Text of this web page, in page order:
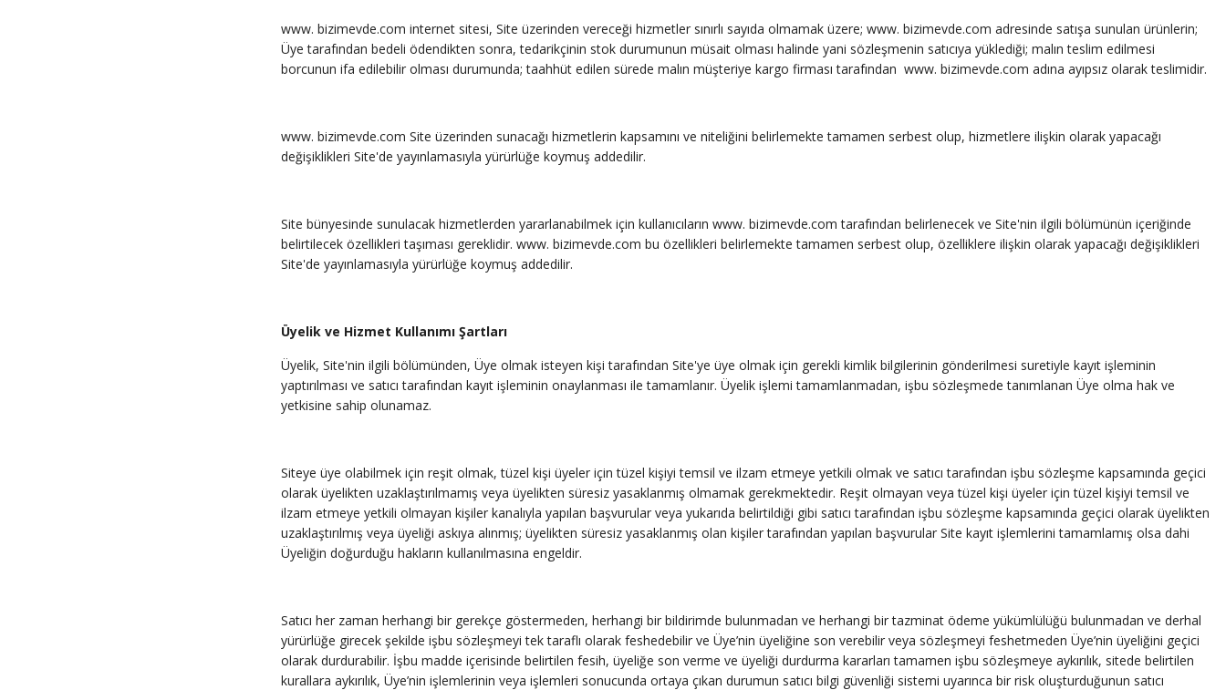
www. bizimevde.com internet sitesi, Site üzerinden vereceği hizmetler sınırlı sayıda olmamak üzere; www. bizimevde.com adresinde satışa sunulan ürünlerin;
Üye tarafından bedeli ödendikten sonra, tedarikçinin stok durumunun müsait olması halinde yani sözleşmenin satıcıya yüklediği; malın teslim edilmesi
borcunun ifa edilebilir olması durumunda; taahhüt edilen sürede malın müşteriye kargo firması tarafından www. bizimevde.com adına ayıpsız olarak teslimidir.
www. bizimevde.com Site üzerinden sunacağı hizmetlerin kapsamını ve niteliğini belirlemekte tamamen serbest olup, hizmetlere ilişkin olarak yapacağı
değişiklikleri Site'de yayınlamasıyla yürürlüğe koymuş addedilir.
Site bünyesinde sunulacak hizmetlerden yararlanabilmek için kullanıcıların www. bizimevde.com tarafından belirlenecek ve Site'nin ilgili bölümünün içeriğinde
belirtilecek özellikleri taşıması gereklidir. www. bizimevde.com bu özellikleri belirlemekte tamamen serbest olup, özelliklere ilişkin olarak yapacağı değişiklikleri
Site'de yayınlamasıyla yürürlüğe koymuş addedilir.
Üyelik ve Hizmet Kullanımı Şartları
Üyelik, Site'nin ilgili bölümünden, Üye olmak isteyen kişi tarafından Site'ye üye olmak için gerekli kimlik bilgilerinin gönderilmesi suretiyle kayıt işleminin
yaptırılması ve satıcı tarafından kayıt işleminin onaylanması ile tamamlanır. Üyelik işlemi tamamlanmadan, işbu sözleşmede tanımlanan Üye olma hak ve
yetkisine sahip olunamaz.
Siteye üye olabilmek için reşit olmak, tüzel kişi üyeler için tüzel kişiyi temsil ve ilzam etmeye yetkili olmak ve satıcı tarafından işbu sözleşme kapsamında geçici
olarak üyelikten uzaklaştırılmamış veya üyelikten süresiz yasaklanmış olmamak gerekmektedir. Reşit olmayan veya tüzel kişi üyeler için tüzel kişiyi temsil ve
ilzam etmeye yetkili olmayan kişiler kanalıyla yapılan başvurular veya yukarıda belirtildiği gibi satıcı tarafından işbu sözleşme kapsamında geçici olarak üyelikten
uzaklaştırılmış veya üyeliği askıya alınmış; üyelikten süresiz yasaklanmış olan kişiler tarafından yapılan başvurular Site kayıt işlemlerini tamamlamış olsa dahi
Üyeliğin doğurduğu hakların kullanılmasına engeldir.
Satıcı her zaman herhangi bir gerekçe göstermeden, herhangi bir bildirimde bulunmadan ve herhangi bir tazminat ödeme yükümlülüğü bulunmadan ve derhal
yürürlüğe girecek şekilde işbu sözleşmeyi tek taraflı olarak feshedebilir ve Üye’nin üyeliğine son verebilir veya sözleşmeyi feshetmeden Üye’nin üyeliğini geçici
olarak durdurabilir. İşbu madde içerisinde belirtilen fesih, üyeliğe son verme ve üyeliği durdurma kararları tamamen işbu sözleşmeye aykırılık, sitede belirtilen
kurallara aykırılık, Üye’nin işlemlerinin veya işlemleri sonucunda ortaya çıkan durumun satıcı bilgi güvenliği sistemi uyarınca bir risk oluşturduğunun satıcı